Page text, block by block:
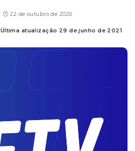
22 de outubro de 2020
Última atualização 29 de junho de 2021